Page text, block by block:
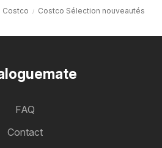
Costco Costco Sélection nouveautés
FAQ
Contact